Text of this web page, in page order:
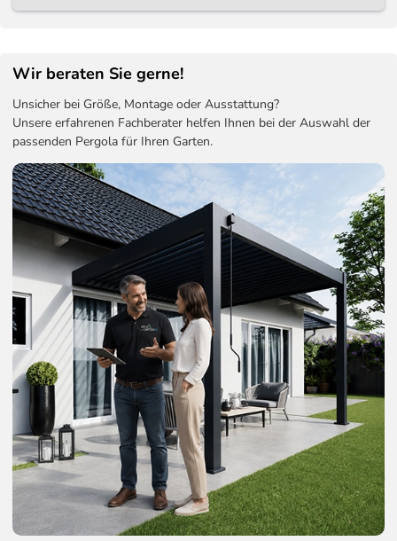
Wir beraten Sie gerne!
Unsicher bei Größe, Montage oder Ausstattung?
Unsere erfahrenen Fachberater helfen Ihnen bei der Auswahl der
passenden Pergola für Ihren Garten.